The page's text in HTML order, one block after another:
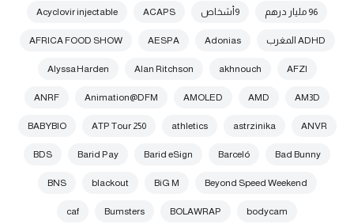
96 مليار درهم 9أشخاص ACAPS
Acyclovir injectable
ADHD المغرب Adonias
AESPA
AFRICA FOOD SHOW
AFZI
akhnouch
Alan Ritchson
Alyssa Harden
AM3D
AMD
AMOLED
Animation@DFM
ANRF
ANVR
astrzinika
athletics
ATP Tour 250
BABYBIO
Bad Bunny
Barceló
Barid eSign
Barid Pay
BDS
Beyond Speed Weekend
BiG M
blackout
BNS
bodycam
BOLAWRAP
Bumsters
caf